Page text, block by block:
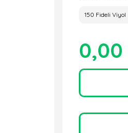
150 Fideli Viyol
0,00